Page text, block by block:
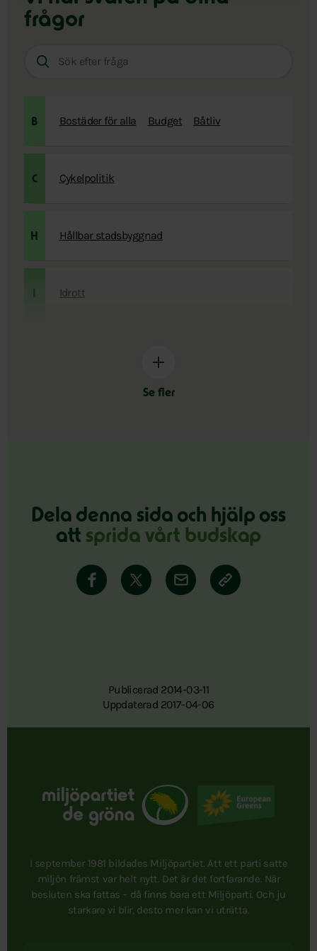
frågor
B Bostäder för alla Budget Båtliv
C Cykelpolitik
H Hållbar stadsbyggnad
Idrott
Se fler
Dela denna sida och hjälp oss
att sprida vårt budskap
Publicerad 2014-03-11
Uppdaterad 2017-04-06
I september 1981 bildades Miljöpartiet. Att ett parti satte
miljön främst var helt nytt. Det är det fortfarande. När
besluten ska fattas – då finns bara ett Miljöparti. Och ju
starkare vi blir, desto mer kan vi uträtta.